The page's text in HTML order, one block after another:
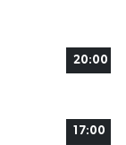
20:00
17:00